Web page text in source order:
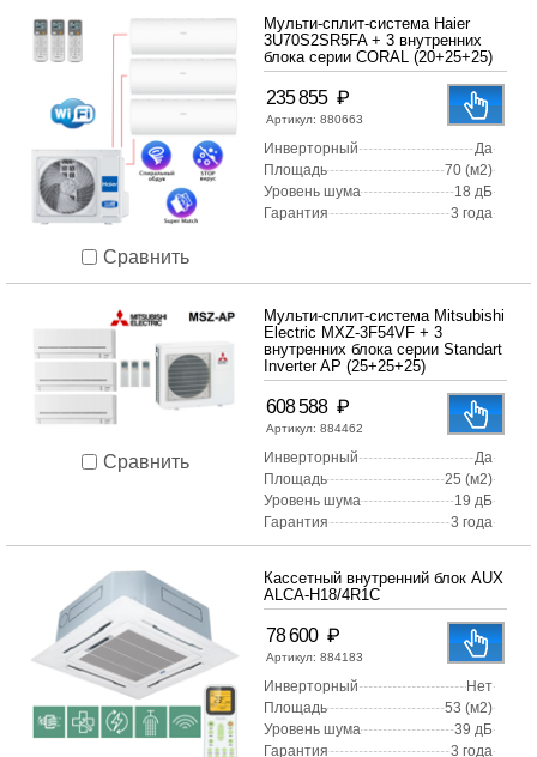
Сравнить
Мульти-сплит-система Haier
3U70S2SR5FA + 3 внутренних
блока серии CORAL (20+25+25)
235 855 ₽
Артикул: 880663
Инверторный
Да
Площадь
70 (м2)
Уровень шума
18 дБ
Гарантия
3 года
Сравнить
Мульти-сплит-система Mitsubishi
Electric MXZ-3F54VF + 3
внутренних блока серии Standart
Inverter AP (25+25+25)
608 588 ₽
Артикул: 884462
Инверторный
Да
Площадь
25 (м2)
Уровень шума
19 дБ
Гарантия
3 года
Кассетный внутренний блок AUX
ALCA-H18/4R1С
78 600 ₽
Артикул: 884183
Инверторный
Нет
Площадь
53 (м2)
Уровень шума
39 дБ
Гарантия
3 года